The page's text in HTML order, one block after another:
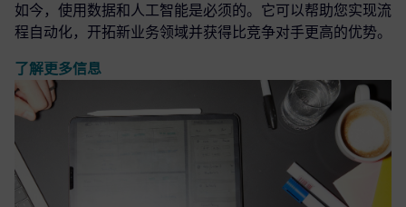
如今，使用数据和人工智能是必须的。它可以帮助您实现流
程自动化，开拓新业务领域并获得比竞争对手更高的优势。
了解更多信息